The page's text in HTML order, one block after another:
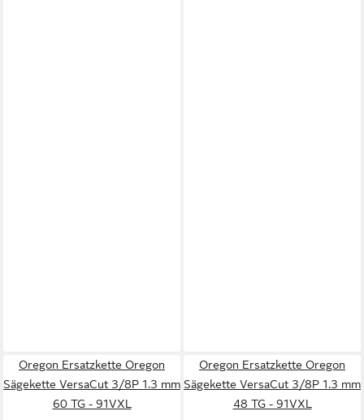
Oregon Ersatzkette Oregon
Sägekette VersaCut 3/8P 1.3 mm
60 TG - 91VXL
Oregon Ersatzkette Oregon
Sägekette VersaCut 3/8P 1.3 mm
48 TG - 91VXL